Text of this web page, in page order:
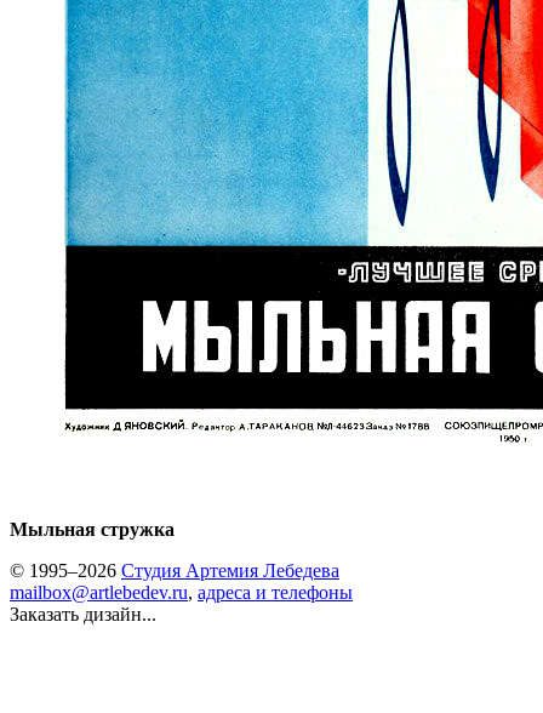
Мыльная стружка
© 1995–2026 Студия Артемия Лебедева
mailbox@artlebedev.ru, адреса и телефоны
Заказать дизайн...